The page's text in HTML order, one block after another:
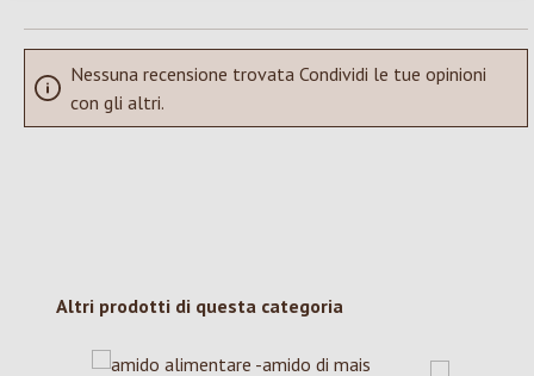
Nessuna recensione trovata Condividi le tue opinioni
con gli altri.
Salta la galleria dei prodotti
Altri prodotti di questa categoria